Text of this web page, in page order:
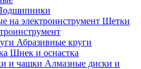
Щетки
Абразивные круги
Шнек и оснастка
Алмазные диски и